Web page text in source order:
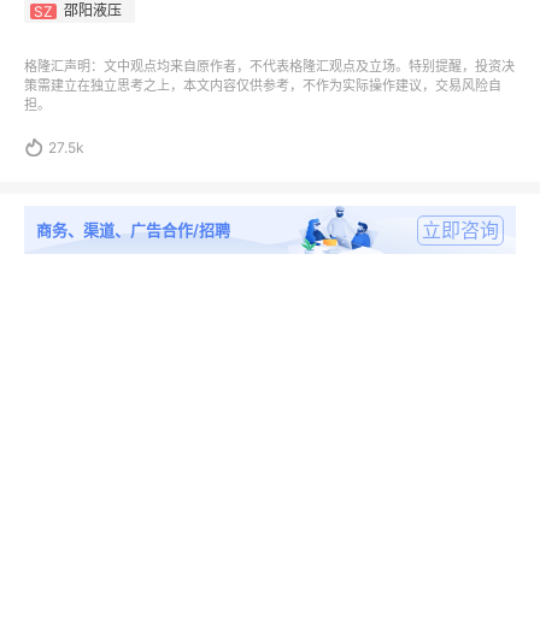
SZ 邵阳液压
格隆汇声明：文中观点均来自原作者，不代表格隆汇观点及立场。特别提醒，投资决
策需建立在独立思考之上，本文内容仅供参考，不作为实际操作建议，交易风险自
担。
 27.5k
商务、渠道、广告合作/招聘 立即咨询